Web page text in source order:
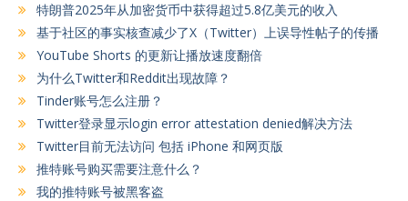
特朗普2025年从加密货币中获得超过5.8亿美元的收入
基于社区的事实核查减少了X（Twitter）上误导性帖子的传播
YouTube Shorts 的更新让播放速度翻倍
为什么Twitter和Reddit出现故障？
Tinder账号怎么注册？
Twitter登录显示login error attestation denied解决方法
Twitter目前无法访问 包括 iPhone 和网页版
推特账号购买需要注意什么？
我的推特账号被黑客盗